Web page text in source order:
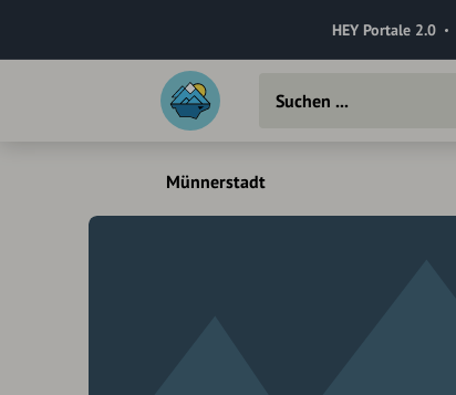
HEY Portale 2.0
Münnerstadt